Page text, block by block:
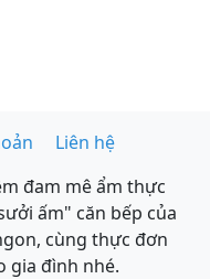
Liên hệ
đam mê ẩm thực
ấm" căn bếp của
cùng thực đơn
gia đình nhé.